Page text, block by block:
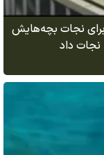
برای نجات بچه‌هایش
داد